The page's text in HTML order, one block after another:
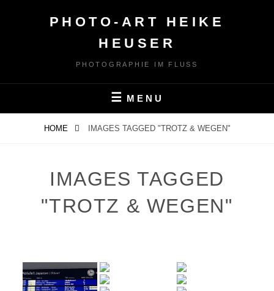
PHOTO-ART HEIKE
HEUSER
PHOTOGRAPHIE IM FLUSS
MENU
HOME IMAGES TAGGED "TROTZ & WEGEN"
IMAGES TAGGED
"TROTZ & WEGEN"